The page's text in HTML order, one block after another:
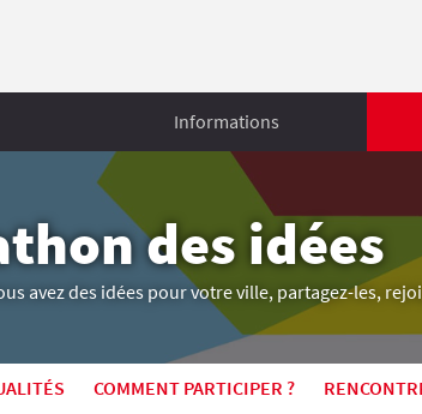
Informations
des idées
avez des idées pour votre ville, partagez-les,
COMMENT PARTICIPER ?